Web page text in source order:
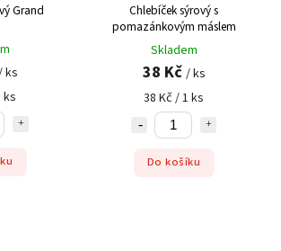
Grand
ks
ks
Chlebíček sýrový s
pomazánkovým máslem
Skladem
38 Kč / ks
38 Kč / 1 ks
Do košíku